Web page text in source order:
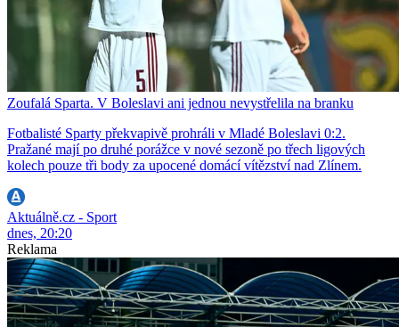
Zoufalá Sparta. V Boleslavi ani jednou nevystřelila na branku
Fotbalisté Sparty překvapivě prohráli v Mladé Boleslavi 0:2.
Pražané mají po druhé porážce v nové sezoně po třech ligových
kolech pouze tři body za upocené domácí vítězství nad Zlínem.
Aktuálně.cz - Sport
dnes, 20:20
Reklama